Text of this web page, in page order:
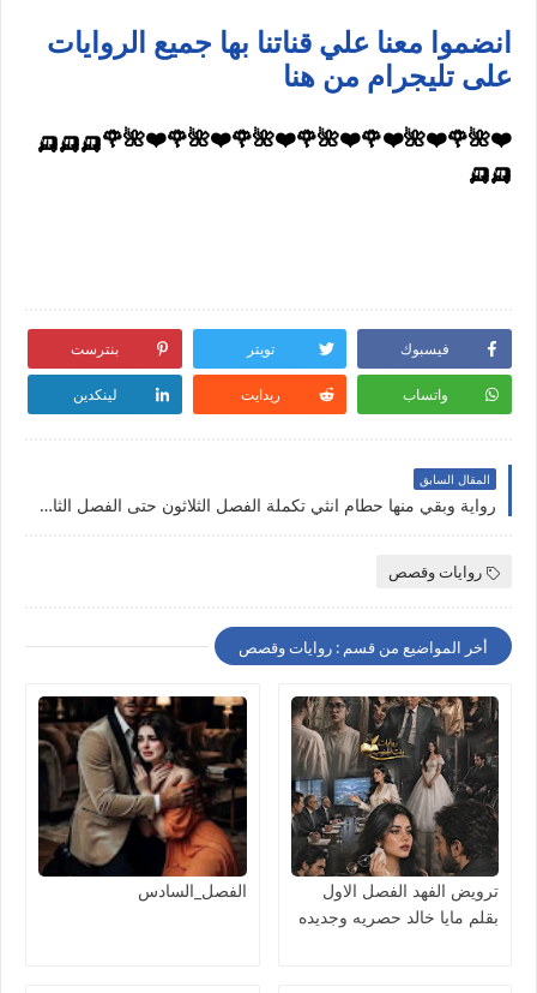
انضموا معنا علي قناتنا بها جميع الروايات
على تليجرام من هنا
❤️🌺🌹❤️🌺❤️🌹❤️🌺🌹❤️🌺🌹❤️🌺🌹❤️🌺🌹🛺🛺🛺
🛺🛺
فيسبوك تويتر بنترست
واتساب ريدايت لينكدين
المقال السابق
رواية وبقي منها حطام انثي تكملة الفصل الثلاثون حتى الفصل الثاني والثلاثون والاخير بقلم الكاتبه منال سالم حصريه وجديده على مدونة النجم المتوهج للروايات والمعلومات
روايات وقصص
أخر المواضيع من قسم : روايات وقصص
ترويض الفهد الفصل الاول
بقلم مايا خالد حصريه وجديده
الفصل_السادس